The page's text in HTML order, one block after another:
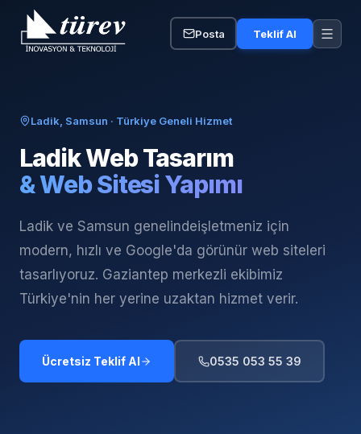
Posta Teklif Al
Ladik, Samsun · Türkiye Geneli Hizmet
LadikWeb Tasarım
& Web Sitesi Yapımı
Ladik ve Samsun genelindeişletmeniz için
modern, hızlı ve Google'da görünür web siteleri
tasarlıyoruz. Gaziantep merkezli ekibimiz
Türkiye'nin her yerine uzaktan hizmet verir.
Ücretsiz Teklif Al 0535 053 55 39